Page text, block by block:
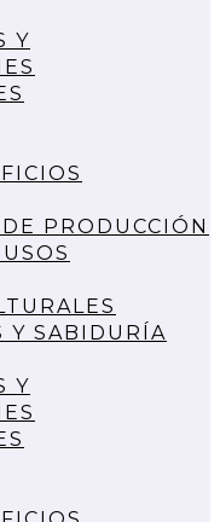
Y
PRODUCCIÓN
Y SABIDURÍA
Y